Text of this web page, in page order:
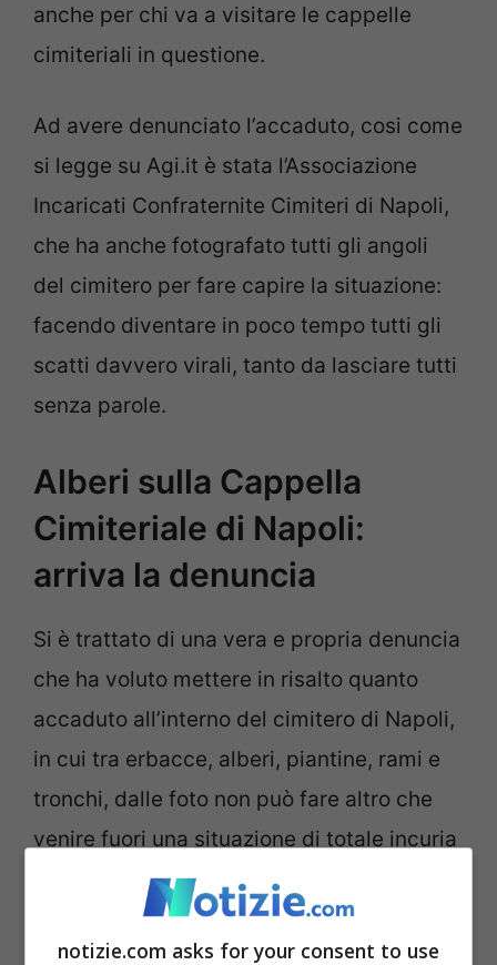
anche per chi va a visitare le cappelle
cimiteriali in questione.
Ad avere denunciato l’accaduto, cosi come
si legge su Agi.it è stata l’Associazione
Incaricati Confraternite Cimiteri di Napoli,
che ha anche fotografato tutti gli angoli
del cimitero per fare capire la situazione:
facendo diventare in poco tempo tutti gli
scatti davvero virali, tanto da lasciare tutti
senza parole.
Alberi sulla Cappella
Cimiteriale di Napoli:
arriva la denuncia
Si è trattato di una vera e propria denuncia
che ha voluto mettere in risalto quanto
accaduto all’interno del cimitero di Napoli,
in cui tra erbacce, alberi, piantine, rami e
tronchi, dalle foto non può fare altro che
venire fuori una situazione di totale incuria
che negli anni pare essersi protratta
sempre di più.
notizie.com asks for your consent to use